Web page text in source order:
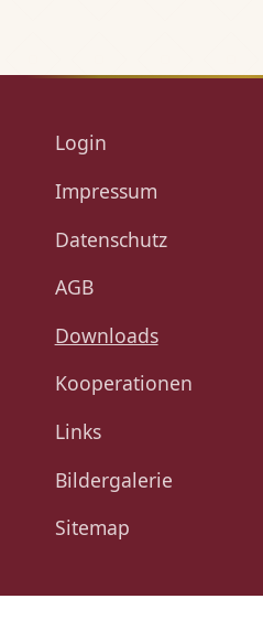
Login
Impressum
Datenschutz
AGB
Downloads
Kooperationen
Links
Bildergalerie
Sitemap